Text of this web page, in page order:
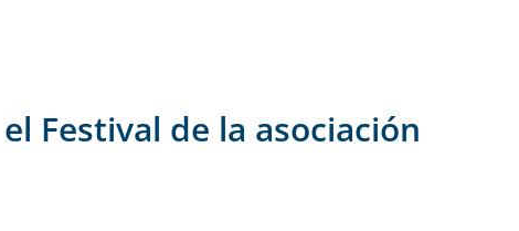
Festival de la asociación